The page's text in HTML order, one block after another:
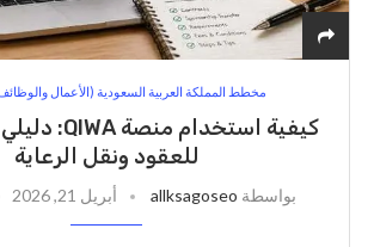
مخطط المملكة العربية السعودية (الأعمال
للعقود ونقل الرعاية
بواسطة allksagoseo أبريل 21, 2026